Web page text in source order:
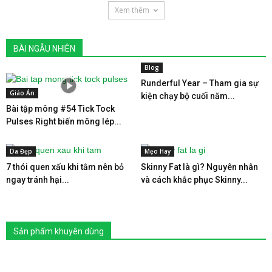
Xem thêm
BÀI NGẪU NHIÊN
Giáo Án
Bài tập mông #54 Tick Tock
Pulses Right biến mông lép...
Blog
Runderful Year – Tham gia sự
kiện chạy bộ cuối năm...
Da Đẹp
7 thói quen xấu khi tắm nên bỏ
ngay tránh hại...
Mẹo Hay
Skinny Fat là gì? Nguyên nhân
và cách khắc phục Skinny...
Sản phẩm khuyên dùng